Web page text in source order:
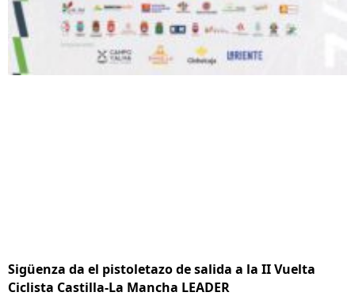
Sigüenza da el pistoletazo de salida a la II Vuelta
Ciclista Castilla-La Mancha LEADER